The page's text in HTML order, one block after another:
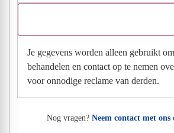
Je gegevens worden alleen gebruikt
behandelen en contact op te nemen
voor onnodige reclame van derden.
Nog vragen? Neem contact met